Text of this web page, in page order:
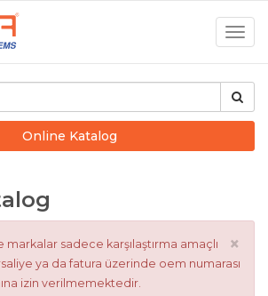
Online Katalog
×
markalar sadece karşılaştırma amaçlı
ya da fatura üzerinde oem numarası
izin verilmemektedir.